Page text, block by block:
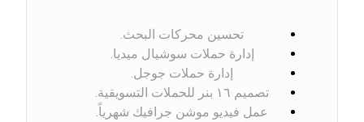
تحسين محركات البحث.
إدارة حملات سوشيال ميديا.
إدارة حملات جوجل.
تصميم ١٦ بنر للحملات التسويقية.
عمل فيديو موشن جرافيك شهرياً.